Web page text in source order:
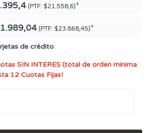
(PTF: $21.558,6)*
(PTF: $23.868,45)*
de crédito.
SIN INTERES (total de orden minima
12 Cuotas Fijas!